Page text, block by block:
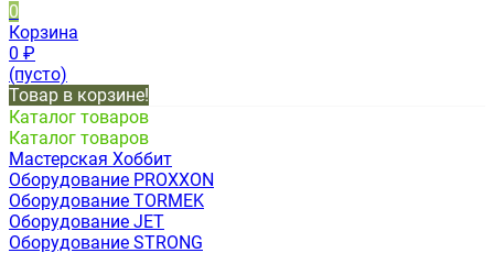
0
Корзина
0 ₽
(пусто)
Товар в корзине!
Каталог товаров
Каталог товаров
Мастерская Хоббит
Оборудование PROXXON
Оборудование TORMEK
Оборудование JET
Оборудование STRONG